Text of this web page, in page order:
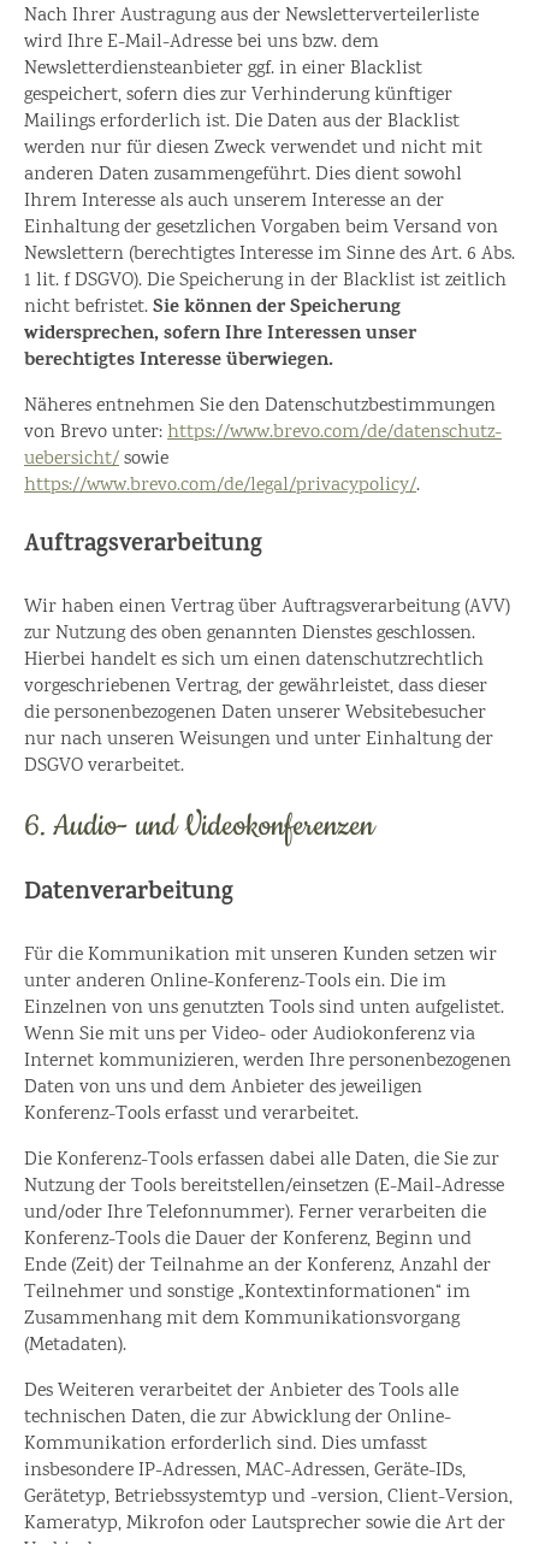
Nach Ihrer Austragung aus der Newsletterverteilerliste
wird Ihre E-Mail-Adresse bei uns bzw. dem
Newsletterdiensteanbieter ggf. in einer Blacklist
gespeichert, sofern dies zur Verhinderung künftiger
Mailings erforderlich ist. Die Daten aus der Blacklist
werden nur für diesen Zweck verwendet und nicht mit
anderen Daten zusammengeführt. Dies dient sowohl
Ihrem Interesse als auch unserem Interesse an der
Einhaltung der gesetzlichen Vorgaben beim Versand von
Newslettern (berechtigtes Interesse im Sinne des Art. 6 Abs.
1 lit. f DSGVO). Die Speicherung in der Blacklist ist zeitlich
nicht befristet.Sie können der Speicherung
widersprechen, sofern Ihre Interessen unser
berechtigtes Interesse überwiegen.
Näheres entnehmen Sie den Datenschutzbestimmungen
von Brevo unter:https://www.brevo.com/de/datenschutz-
uebersicht/sowie
https://www.brevo.com/de/legal/privacypolicy/.
Auftragsverarbeitung
Wir haben einen Vertrag über Auftragsverarbeitung (AVV)
zur Nutzung des oben genannten Dienstes geschlossen.
Hierbei handelt es sich um einen datenschutzrechtlich
vorgeschriebenen Vertrag, der gewährleistet, dass dieser
die personenbezogenen Daten unserer Websitebesucher
nur nach unseren Weisungen und unter Einhaltung der
DSGVO verarbeitet.
6. Audio- und Videokonferenzen
Datenverarbeitung
Für die Kommunikation mit unseren Kunden setzen wir
unter anderen Online-Konferenz-Tools ein. Die im
Einzelnen von uns genutzten Tools sind unten aufgelistet.
Wenn Sie mit uns per Video- oder Audiokonferenz via
Internet kommunizieren, werden Ihre personenbezogenen
Daten von uns und dem Anbieter des jeweiligen
Konferenz-Tools erfasst und verarbeitet.
Die Konferenz-Tools erfassen dabei alle Daten, die Sie zur
Nutzung der Tools bereitstellen/einsetzen (E-Mail-Adresse
und/oder Ihre Telefonnummer). Ferner verarbeiten die
Konferenz-Tools die Dauer der Konferenz, Beginn und
Ende (Zeit) der Teilnahme an der Konferenz, Anzahl der
Teilnehmer und sonstige „Kontextinformationen“ im
Zusammenhang mit dem Kommunikationsvorgang
(Metadaten).
Des Weiteren verarbeitet der Anbieter des Tools alle
technischen Daten, die zur Abwicklung der Online-
Kommunikation erforderlich sind. Dies umfasst
insbesondere IP-Adressen, MAC-Adressen, Geräte-IDs,
Gerätetyp, Betriebssystemtyp und -version, Client-Version,
Kameratyp, Mikrofon oder Lautsprecher sowie die Art der